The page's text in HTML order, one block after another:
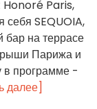
Paris,
себя SEQUOIA,
бар на террасе
Парижа и
в программе -
далее]